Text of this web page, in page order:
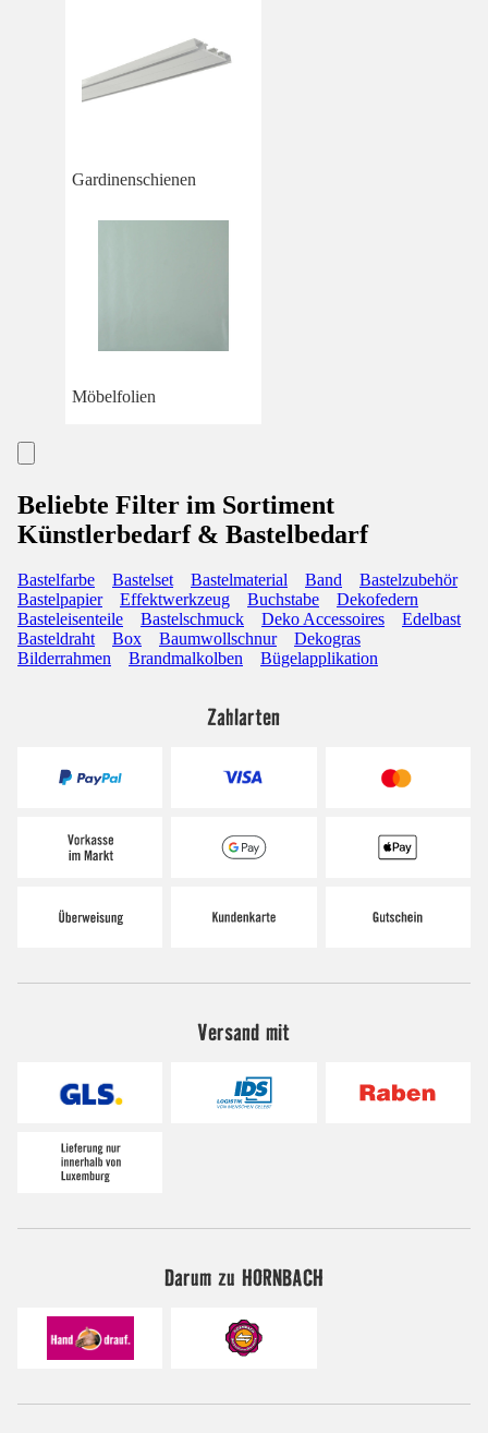
Gardinenschienen
Möbelfolien
Beliebte Filter im Sortiment
Künstlerbedarf & Bastelbedarf
Bastelfarbe Bastelset Bastelmaterial Band
Bastelzubehör
Bastelpapier
Effektwerkzeug Buchstabe
Dekofedern
Basteleisenteile
Bastelschmuck Deko Accessoires
Edelbast
Basteldraht
Box Baumwollschnur
Dekogras
Bilderrahmen
Brandmalkolben Bügelapplikation
Zahlarten
Versand mit
Darum zu HORNBACH